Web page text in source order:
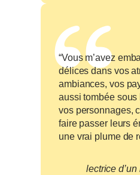
“Vous m’avez
délices dans vos
ambiances, vos
aussi tombée sous
vos personnages,
faire passer leurs
une vrai plume de
lectrice